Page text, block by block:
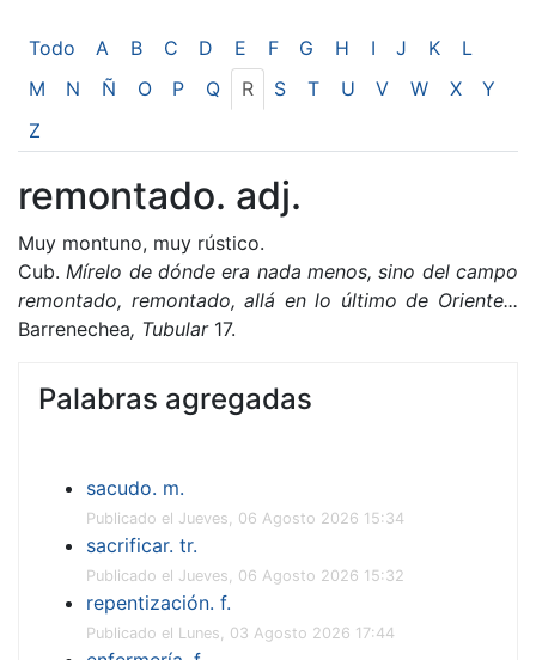
Todo A B C D E F G H I J K
L
M
N Ñ O P Q R S T U V W X
Y
Z
remontado. adj.
Muy montuno, muy rústico.
Cub. Mírelo de dónde era nada menos, sino del campo
remontado, remontado, allá en lo último de Oriente...
Barrenechea, Tubular17.
Palabras agregadas
sacudo. m.
Publicado el Jueves, 06 Agosto 2026 15:34
sacrificar. tr.
Publicado el Jueves, 06 Agosto 2026 15:32
repentización. f.
Publicado el Lunes, 03 Agosto 2026 17:44